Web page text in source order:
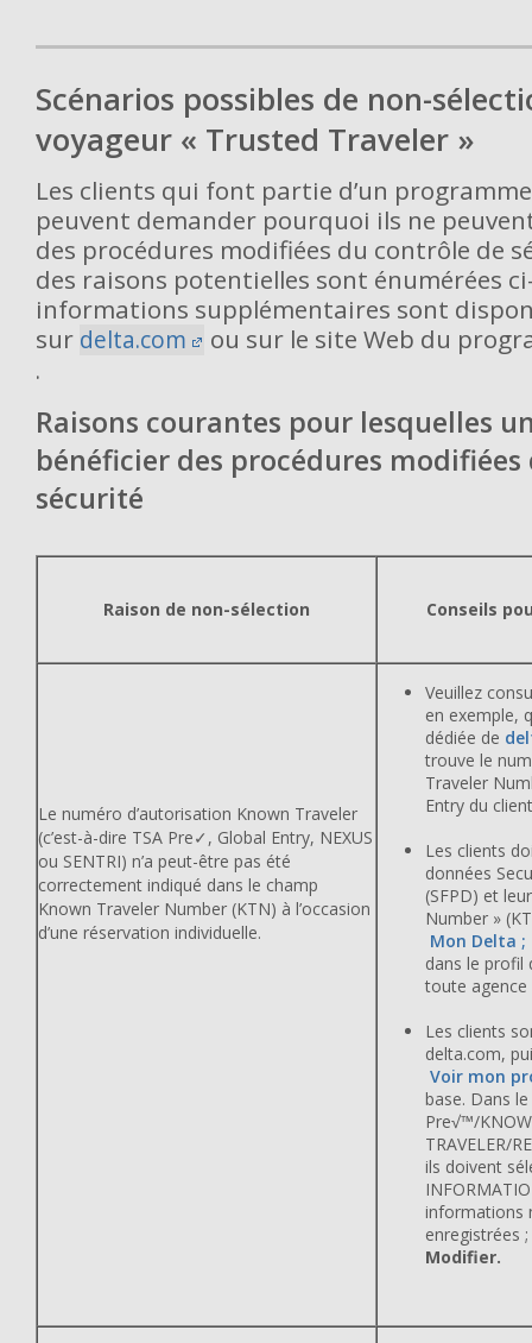
Scénarios possibles de non-
voyageur « Trusted Traveler »
Les clients qui font partie d’un
peuvent demander pourquoi ils ne
des procédures modifiées du contrôle de
des raisons potentielles sont énumérées
informations supplémentaires sont
sur delta.com ou sur le site Web du
.
Raisons courantes pour lesquelles
bénéficier des procédures
sécurité
Raison de non-sélection Conseils
Le numéro d’autorisation Known Traveler
(c’est-à-dire TSA Pre✓, Global Entry, NEXUS
ou SENTRI) n’a peut-être pas été
correctement indiqué dans le champ
Known Traveler Number (KTN) à l’occasion
d’une réservation individuelle.
Veuillez
en exemple,
dédiée de
trouve le
Traveler
Entry du
Les clients
données
(SFPD) et
Number »
Mon Delta
dans le profil
toute agence
Les clients
delta.com,
Voir mon
base. Dans
Pre√™/
TRAVELER/
ils doivent
informations
enregistrées
Modifier.